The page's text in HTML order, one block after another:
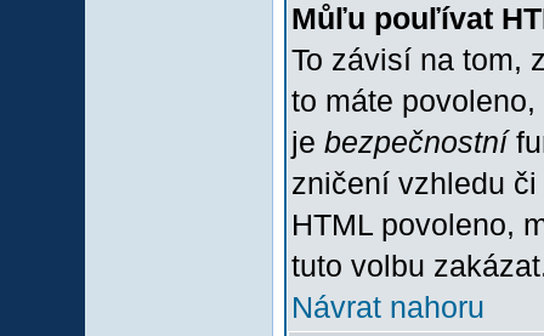
Můľu pouľívat
To závisí na tom,
to máte
je bezpečnostní
zničení vzhledu
HTML povoleno,
tuto volbu
Návrat nahoru